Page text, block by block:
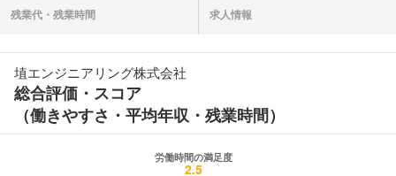
残業代・ 残業時間 求人情報
埴エンジニアリング株式会社
総合評価・スコア
（働きやすさ・平均年収・残業時間）